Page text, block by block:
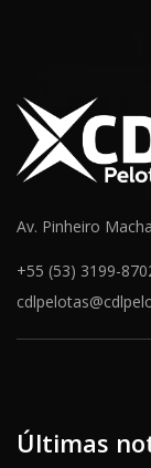
Av. Pinheiro
+55 (53) 3199-
Últimas